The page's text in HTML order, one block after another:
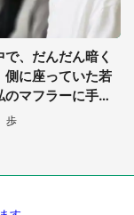
で、だんだん暗く
側に座っていた若
のマフラーに手を
都道府県不明、4
歩